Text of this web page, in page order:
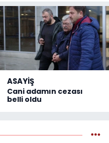
ASAYİŞ
Cani adamın cezası
belli oldu